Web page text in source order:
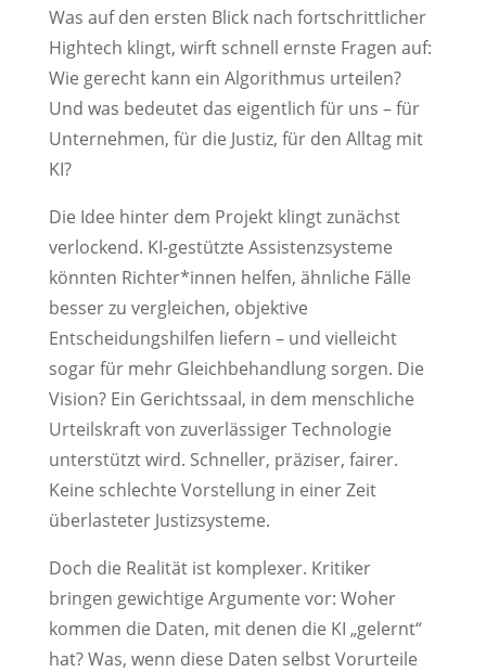
Was auf den ersten Blick nach fortschrittlicher
Hightech klingt, wirft schnell ernste Fragen auf:
Wie gerecht kann ein Algorithmus urteilen?
Und was bedeutet das eigentlich für uns – für
Unternehmen, für die Justiz, für den Alltag mit
KI?
Die Idee hinter dem Projekt klingt zunächst
verlockend. KI-gestützte Assistenzsysteme
könnten Richter*innen helfen, ähnliche Fälle
besser zu vergleichen, objektive
Entscheidungshilfen liefern – und vielleicht
sogar für mehr Gleichbehandlung sorgen. Die
Vision? Ein Gerichtssaal, in dem menschliche
Urteilskraft von zuverlässiger Technologie
unterstützt wird. Schneller, präziser, fairer.
Keine schlechte Vorstellung in einer Zeit
überlasteter Justizsysteme.
Doch die Realität ist komplexer. Kritiker
bringen gewichtige Argumente vor: Woher
kommen die Daten, mit denen die KI „gelernt“
hat? Was, wenn diese Daten selbst Vorurteile